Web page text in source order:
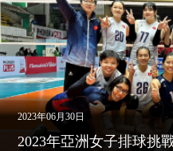
2023年06月30日
2023年亞洲女子排球挑